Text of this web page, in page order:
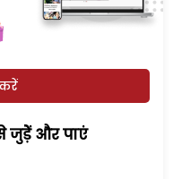
जुड़ेें और पाएं